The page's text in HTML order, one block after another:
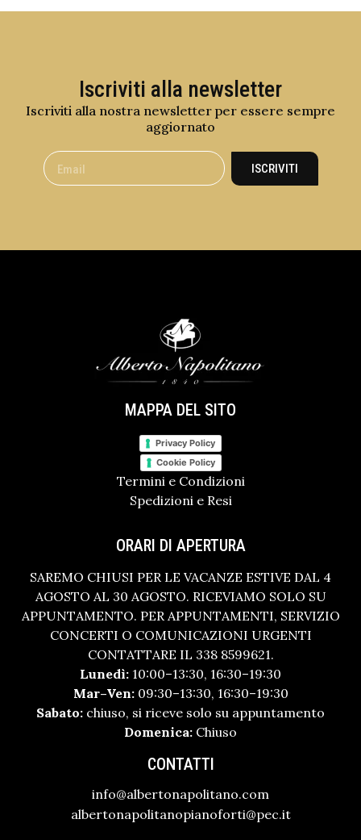
Iscriviti alla newsletter
Iscriviti alla nostra newsletter per essere sempre
aggiornato
ISCRIVITI
MAPPA DEL SITO
Privacy Policy
Cookie Policy
Termini e Condizioni
Spedizioni e Resi
ORARI DI APERTURA
SAREMO CHIUSI PER LE VACANZE ESTIVE DAL 4
AGOSTO AL 30 AGOSTO. RICEVIAMO SOLO SU
APPUNTAMENTO. PER APPUNTAMENTI, SERVIZIO
CONCERTI O COMUNICAZIONI URGENTI
CONTATTARE IL 338 8599621.
Lunedì: 10:00–13:30, 16:30–19:30
Mar–Ven:09:30–13:30, 16:30–19:30
Sabato: chiuso, si riceve solo su appuntamento
Domenica: Chiuso
CONTATTI
info@albertonapolitano.com
albertonapolitanopianoforti@pec.it